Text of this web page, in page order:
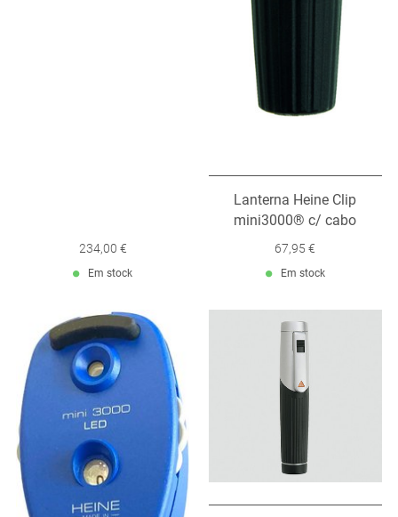
234,00 €
Em stock
Lanterna Heine Clip
mini3000® c/ cabo
67,95 €
Em stock